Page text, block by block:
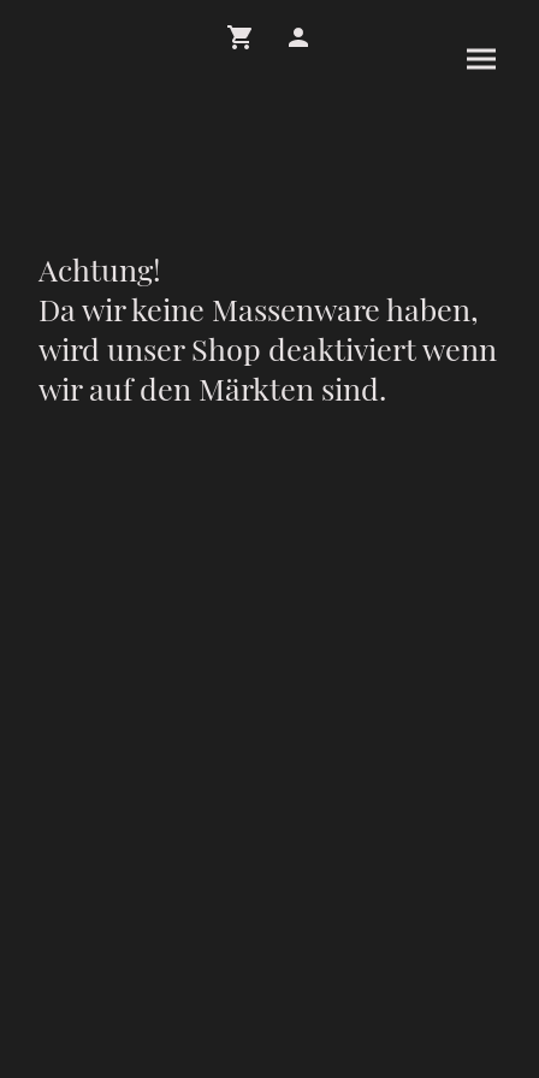
Achtung!
Da wir keine Massenware haben,
wird unser Shop deaktiviert wenn
wir auf den Märkten sind.